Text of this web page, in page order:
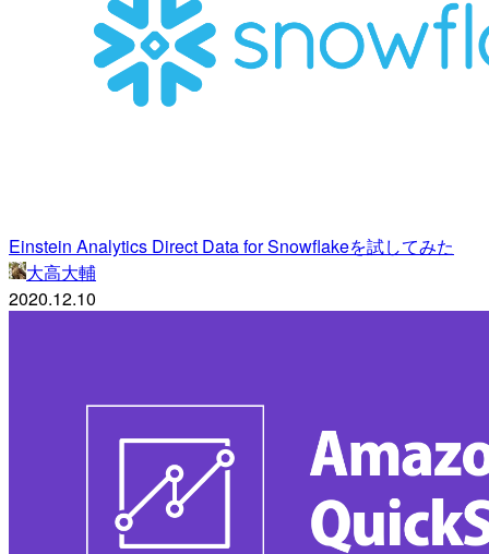
Einstein Analytics Direct Data for Snowflakeを試してみた
大高大輔
2020.12.10